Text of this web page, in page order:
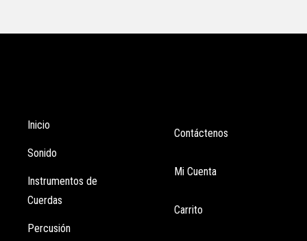
Inicio
Sonido
Instrumentos de
Cuerdas
Percusión
Contáctenos
Mi Cuenta
Carrito